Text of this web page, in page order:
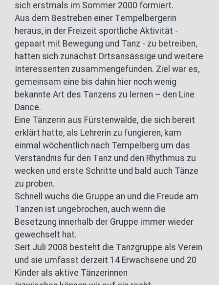
sich erstmals im Sommer 2000 formiert.
Aus dem Bestreben einer Tempelbergerin
heraus, in der Freizeit sportliche Aktivität -
gepaart mit Bewegung und Tanz - zu betreiben,
hatten sich zunächst Ortsansässige und weitere
Interessenten zusammengefunden. Ziel war es,
gemeinsam eine bis dahin hier noch wenig
bekannte Art des Tanzens zu lernen – den Line
Dance.
Eine Tänzerin aus Fürstenwalde, die sich bereit
erklärt hatte, als Lehrerin zu fungieren, kam
einmal wöchentlich nach Tempelberg um das
Verständnis für den Tanz und den Rhythmus zu
wecken und erste Schritte und bald auch Tänze
zu proben.
Schnell wuchs die Gruppe an und die Freude am
Tanzen ist ungebrochen, auch wenn die
Besetzung innerhalb der Gruppe immer wieder
gewechselt hat.
Seit Juli 2008 besteht die Tanzgruppe als Verein
und sie umfasst derzeit 14 Erwachsene und 20
Kinder als aktive Tänzerinnen